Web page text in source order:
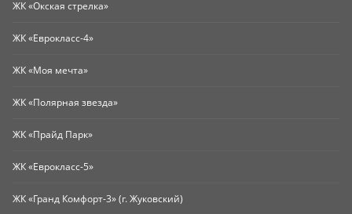
ЖК «Окская стрелка»
ЖК «Еврокласс-4»
ЖК «Моя мечта»
ЖК «Полярная звезда»
ЖК «Прайд Парк»
ЖК «Еврокласс-5»
ЖК «Гранд Комфорт-3» (г. Жуковский)